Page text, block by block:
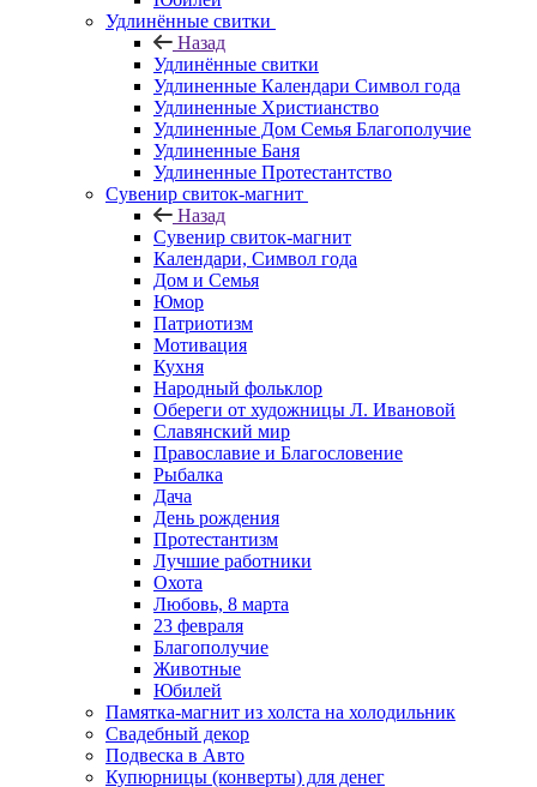
Удлинённые свитки
Назад
Удлинённые свитки
Удлиненные Календари Символ года
Удлиненные Христианство
Удлиненные Дом Семья Благополучие
Удлиненные Баня
Удлиненные Протестантство
Сувенир свиток-магнит
Назад
Сувенир свиток-магнит
Календари, Символ года
Дом и Семья
Юмор
Патриотизм
Мотивация
Кухня
Народный фольклор
Обереги от художницы Л. Ивановой
Славянский мир
Православие и Благословение
Рыбалка
Дача
День рождения
Протестантизм
Лучшие работники
Охота
Любовь, 8 марта
23 февраля
Благополучие
Животные
Юбилей
Памятка-магнит из холста на холодильник
Свадебный декор
Подвеска в Авто
Купюрницы (конверты) для денег